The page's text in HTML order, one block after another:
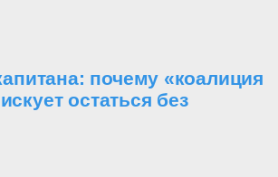
почему «коалиция
остаться без